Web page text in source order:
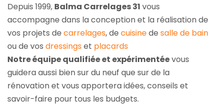
Depuis 1999, Balma Carrelages 31 vous
accompagne dans la conception et la réalisation de
vos projets de carrelages, de cuisine de salle de bain
ou de vos dressings et placards
Notre équipe qualifiée et expérimentée vous
guidera aussi bien sur du neuf que sur de la
rénovation et vous apportera idées, conseils et
savoir-faire pour tous les budgets.